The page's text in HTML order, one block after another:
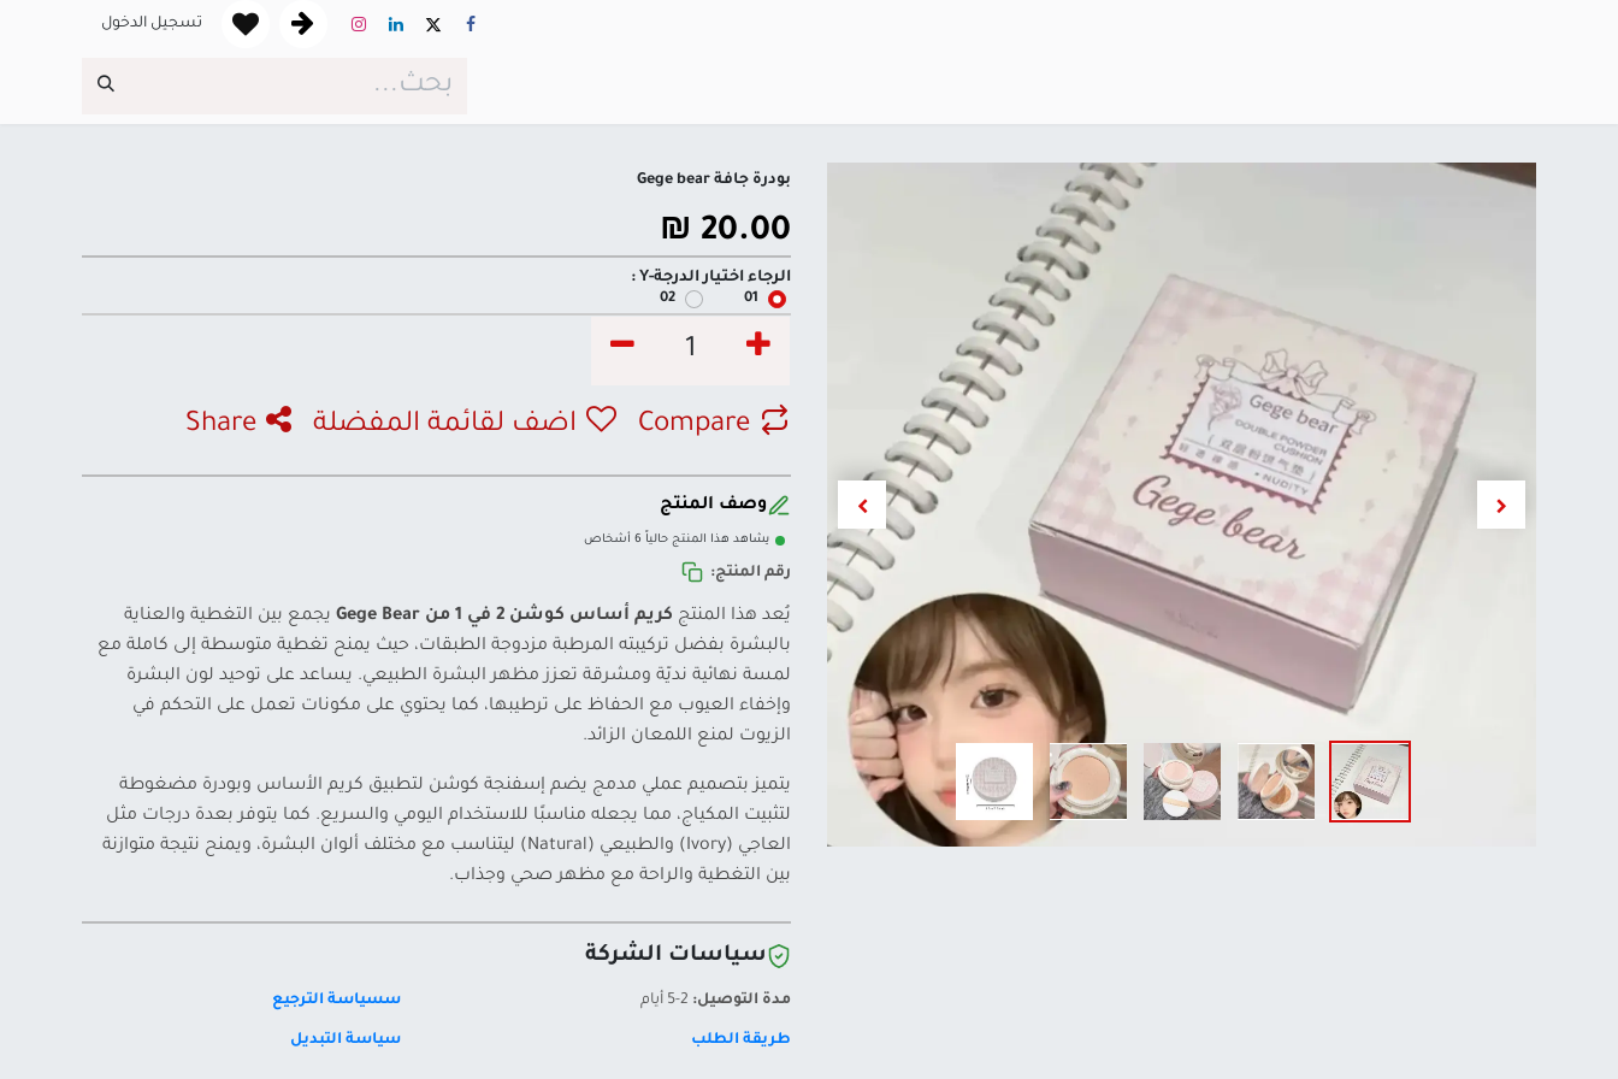
تسجيل الدخول
بودرة جافة Gege bear
20.00
₪
الرجاء اختيار الدرجة-Y :
01
02
Compare اضف لقائمة المفضلة Share
وصف المنتج
يشاهد هذا المنتج حالياً 6 أشخاص
رقم المنتج:
يُعد هذا المنتج كريم أساس كوشن 2 في 1 من Gege Bear
يجمع بين التغطية والعناية
بالبشرة بفضل تركيبته المرطبة مزدوجة الطبقات، حيث يمنح تغطية متوسطة إلى كاملة مع
لمسة نهائية نديّة ومشرقة تعزز مظهر البشرة الطبيعي. يساعد على توحيد لون البشرة
وإخفاء العيوب مع الحفاظ على ترطيبها، كما يحتوي على مكونات تعمل على التحكم في
الزيوت لمنع اللمعان الزائد.
يتميز بتصميم عملي مدمج يضم إسفنجة كوشن لتطبيق كريم الأساس وبودرة مضغوطة
لتثبيت المكياج، مما يجعله مناسبًا للاستخدام اليومي والسريع. كما يتوفر بعدة درجات مثل
العاجي (Ivory) والطبيعي (Natural) ليتناسب مع مختلف ألوان البشرة، ويمنح نتيجة متوازنة
بين التغطية والراحة مع مظهر صحي وجذاب.
سياسات الشركة
مدة التوصيل: سسياسة الترجيع
طريقة الطلب سياسة التبديل